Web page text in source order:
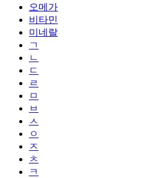
오메가
비타민
미네랄
ㄱ
ㄴ
ㄷ
ㄹ
ㅁ
ㅂ
ㅅ
ㅇ
ㅈ
ㅊ
ㅋ